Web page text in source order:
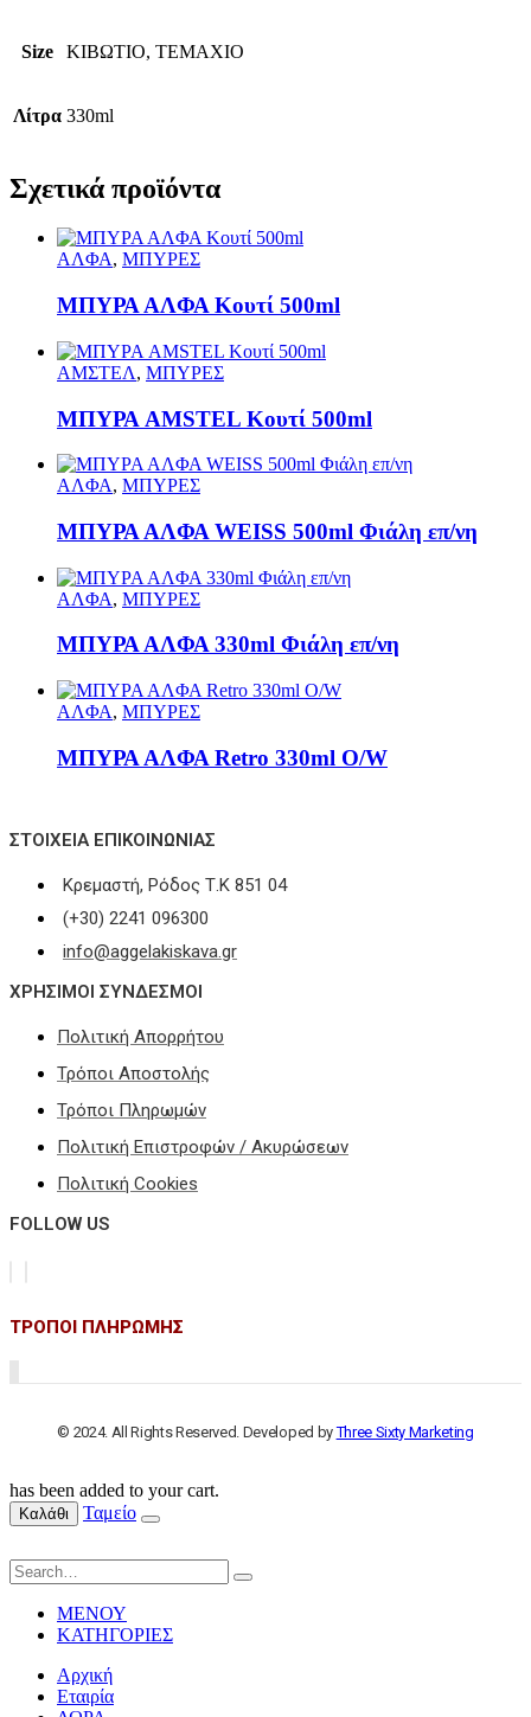
Size ΚΙΒΩΤΙΟ, ΤΕΜΑΧΙΟ
Λίτρα 330ml
Σχετικά προϊόντα
ΑΛΦΑ, ΜΠΥΡΕΣ
ΜΠΥΡΑ ΑΛΦΑ Κουτί 500ml
ΑΜΣΤΕΛ, ΜΠΥΡΕΣ
ΜΠΥΡΑ AMSTEL Κουτί 500ml
ΑΛΦΑ, ΜΠΥΡΕΣ
ΜΠΥΡΑ ΑΛΦΑ WEISS 500ml Φιάλη επ/νη
ΑΛΦΑ, ΜΠΥΡΕΣ
ΜΠΥΡΑ ΑΛΦΑ 330ml Φιάλη επ/νη
ΑΛΦΑ, ΜΠΥΡΕΣ
ΜΠΥΡΑ ΑΛΦΑ Retro 330ml O/W
ΣΤΟΙΧΕΊΑ ΕΠΙΚΟΙΝΩΝΊΑΣ
Κρεμαστή, Ρόδος Τ.Κ 851 04
(+30) 2241 096300
info@aggelakiskava.gr
ΧΡΗΣΙΜΟΙ ΣΥΝΔΕΣΜΟΙ
Πολιτική Απορρήτου
Τρόποι Αποστολής
Τρόποι Πληρωμών
Πολιτική Επιστροφών / Ακυρώσεων
Πολιτική Cookies
FOLLOW US
ΤΡΟΠΟΙ ΠΛΗΡΩΜΗΣ
© 2024. All Rights Reserved. Developed byThree Sixty Marketing
has been added to your cart.
Καλάθι Ταμείο
ΜΕΝΟΥ
ΚΑΤΗΓΟΡΙΕΣ
Αρχική
Εταιρία